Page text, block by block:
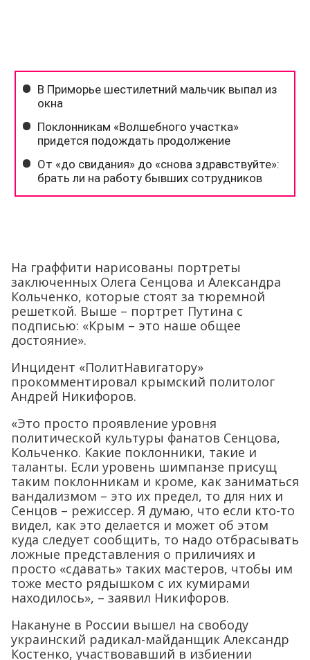
На граффити нарисованы портреты
заключенных Олега Сенцова и Александра
Кольченко, которые стоят за тюремной
решеткой. Выше – портрет Путина с
подписью: «Крым – это наше общее
достояние».
Инцидент «ПолитНавигатору»
прокомментировал крымский политолог
Андрей Никифоров.
«Это просто проявление уровня
политической культуры фанатов Сенцова,
Кольченко. Какие поклонники, такие и
таланты. Если уровень шимпанзе присущ
таким поклонникам и кроме, как заниматься
вандализмом – это их предел, то для них и
Сенцов – режиссер. Я думаю, что если кто-то
видел, как это делается и может об этом
куда следует сообщить, то надо отбрасывать
ложные представления о приличиях и
просто «сдавать» таких мастеров, чтобы им
тоже место рядышком с их кумирами
находилось», – заявил Никифоров.
Накануне в России вышел на свободу
украинский радикал-майданщик Александр
Костенко, участвовавший в избиении